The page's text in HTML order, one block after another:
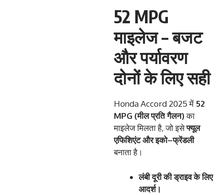
52 MPG
माइलेज – बजट
और पर्यावरण
दोनों के लिए सही
Honda Accord 2025 में 52
MPG (मीलप्रतिगैलन)का
माइलेज मिलता है, जो इसेफ्यूल
एफिशिएंटऔरइको–फ्रेंडली
बनाता है।
लंबीदूरीकीड्राइवकेलिए
आदर्श।